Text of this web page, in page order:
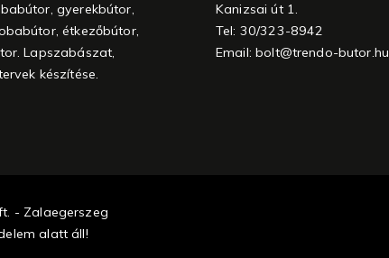
gyerekbútor,
étkezőbútor,
Lapszabászat,
készítése.
Kanizsai út 1.
Tel: 30/323-8942
Email:bolt@trendo-butor.hu
- Zalaegerszeg
alatt áll!